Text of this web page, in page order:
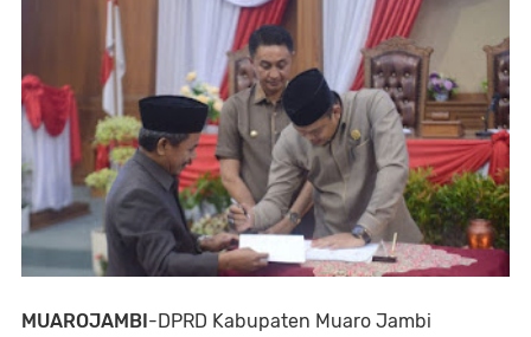
MUAROJAMBI-DPRD Kabupaten Muaro Jambi